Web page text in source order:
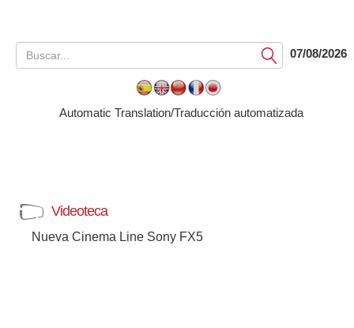
Submit07/08/2026
Automatic Translation/Traducción automatizada
Videoteca
Nueva Cinema Line Sony FX5